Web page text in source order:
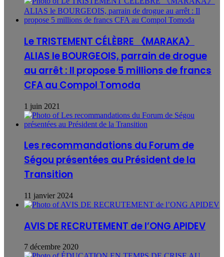
Le TRISTEMENT CÉLÈBRE 《MARAKA》
ALIAS le BOURGEOIS, parrain de drogue
au arrêt : Il propose 5 millions de francs
CFA au Compol Tomoda
1 juin 2021
Les recommandations du Forum de
Ségou présentées au Président de la
Transition
11 janvier 2024
AVIS DE RECRUTEMENT de l’ONG APIDEV
7 décembre 2020